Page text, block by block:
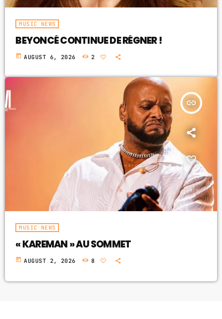
MUSIC NEWS
BEYONCÉ CONTINUE DE RÉGNER !
today AUGUST 6, 2026 2
insert_link
MUSIC NEWS
« KAREMAN » AU SOMMET
today AUGUST 2, 2026 8